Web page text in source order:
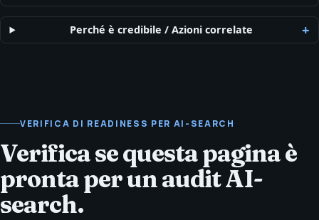
Perché è credibile / Azioni correlate
VERIFICA DI READINESS PER AI-SEARCH
Verifica se questa pagina è
pronta per un audit AI-
search.